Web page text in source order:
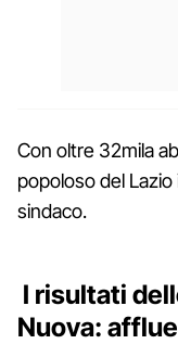
Con oltre 32mila
popoloso del
sindaco.
I risultati
Nuova: